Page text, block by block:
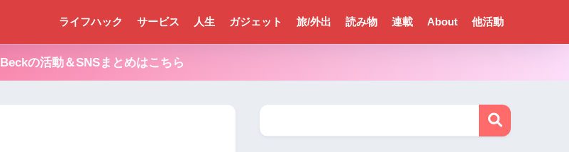
ライフハック サービス 人生 ガジェット 旅/外出 読み物 連載 About 他活動
Beckの活動＆SNSまとめはこちら